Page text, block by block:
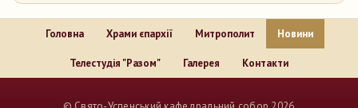
Головна Храми єпархії Митрополит Новини
Телестудія "Разом" Галерея Контакти